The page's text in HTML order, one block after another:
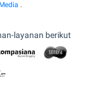
.
layanan berikut